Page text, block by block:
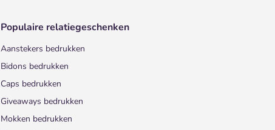
Populaire relatiegeschenken
Aanstekers bedrukken
Bidons bedrukken
Caps bedrukken
Giveaways bedrukken
Mokken bedrukken